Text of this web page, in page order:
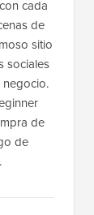
cada
de
sitio
sociales
negocio.
de
de